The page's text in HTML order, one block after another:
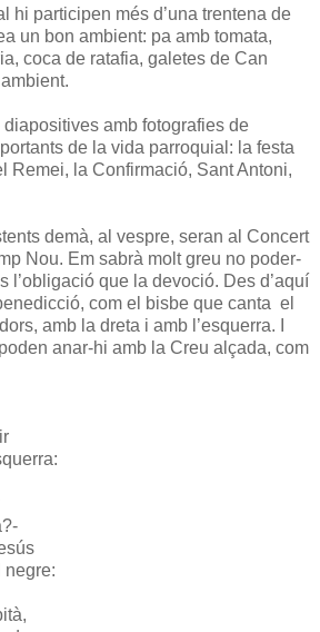
hi participen més d’una trentena de
un bon ambient: pa amb tomata,
coca de ratafia, galetes de Can
amb fotografies de
de la vida parroquial: la festa
Remei, la Confirmació, Sant Antoni,
demà, al vespre, seran al Concert
Nou. Em sabrà molt greu no poder-
l’obligació que la devoció. Des d’aquí
com el bisbe que canta el
amb la dreta i amb l’esquerra. I
anar-hi amb la Creu alçada, com
negre: